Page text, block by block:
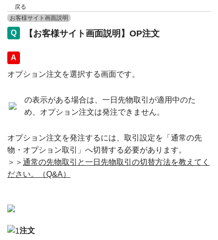
戻る
お客様サイト画面説明
【お客様サイト画面説明】OP注文
回答
オプション注文を選択する画面です。
の表示がある場合は、一日先物取引が適用中のた
め、オプション注文は発注できません。
オプション注文を発注するには、取引設定を「通常の先
物・オプション取引」へ切替する必要があります。
＞＞ 通常の先物取引と一日先物取引の切替方法を教えてく
ださい。（Q&A）
注文